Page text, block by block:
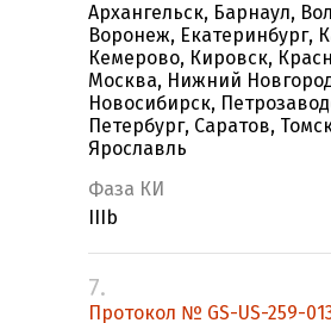
Архангельск, Барнаул,
Воронеж, Екатеринбург,
Кемерово, Кировск,
Москва, Нижний
Новосибирск,
Петербург, Саратов,
Ярославль
Фаза КИ
IIIb
7.
Протокол № GS-US-259-